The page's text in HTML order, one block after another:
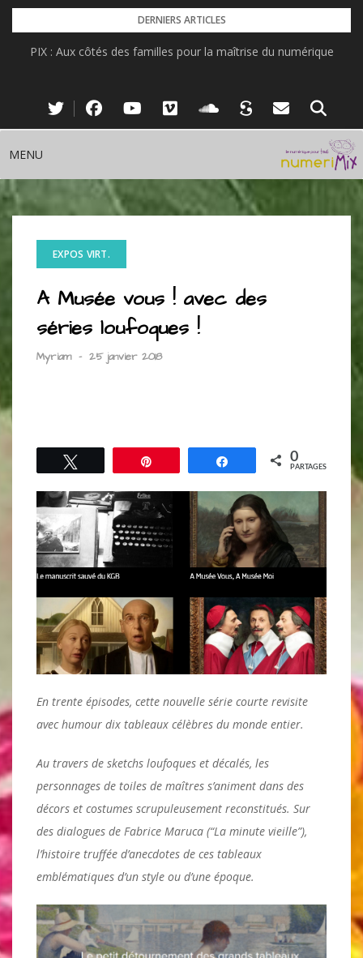
Skip
content
DERNIERS ARTICLES
PIX : Aux côtés des familles pour la maîtrise du numérique
MENU
EXPOS VIRT.
A Musée vous ! avec des
séries loufoques !
Myriam - 25 janvier 2018
Partagez 0
PARTAGES
En trente épisodes, cette nouvelle série courte revisite
avec humour dix tableaux célèbres du monde entier.
Au travers de sketchs loufoques et décalés, les
personnages de toiles de maîtres s’animent dans des
décors et costumes scrupuleusement reconstitués. Sur
des dialogues de Fabrice Maruca (“La minute vieille”),
l’histoire truffée d’anecdotes de ces tableaux
emblématiques d’un style ou d’une époque.